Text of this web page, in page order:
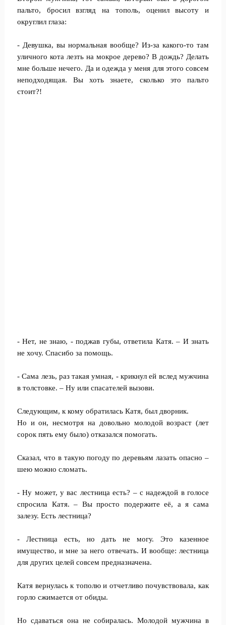
пальто, бросил взгляд на тополь, оценил высоту и
округлил глаза:
- Девушка, вы нормальная вообще? Из-за какого-то там
уличного кота лезть на мокрое дерево? В дождь? Делать
мне больше нечего. Да и одежда у меня для этого совсем
неподходящая. Вы хоть знаете, сколько это пальто
стоит?!
- Нет, не знаю, - поджав губы, ответила Катя. – И знать
не хочу. Спасибо за помощь.
- Сама лезь, раз такая умная, - крикнул ей вслед мужчина
в толстовке. – Ну или спасателей вызови.
Следующим, к кому обратилась Катя, был дворник.
Но и он, несмотря на довольно молодой возраст (лет
сорок пять ему было) отказался помогать.
Сказал, что в такую погоду по деревьям лазать опасно –
шею можно сломать.
- Ну может, у вас лестница есть? – с надеждой в голосе
спросила Катя. – Вы просто подержите её, а я сама
залезу. Есть лестница?
- Лестница есть, но дать не могу. Это казенное
имущество, и мне за него отвечать. И вообще: лестница
для других целей совсем предназначена.
Катя вернулась к тополю и отчетливо почувствовала, как
горло сжимается от обиды.
Но сдаваться она не собиралась. Молодой мужчина в